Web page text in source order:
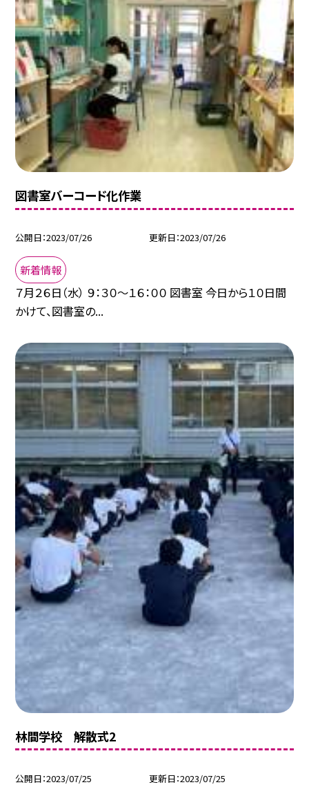
図書室バーコード化作業
公開日 2023/07/26 更新日 2023/07/26
新着情報
７月２６日（水） ９：３０〜１６：００ 図書室 今日から１０日間
かけて、図書室の...
林間学校 解散式2
公開日 2023/07/25 更新日 2023/07/25